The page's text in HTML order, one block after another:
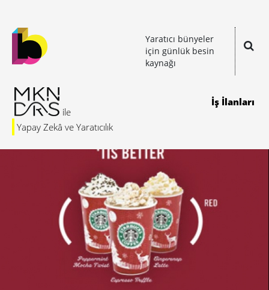
Yaratıcı bünyeler
için günlük besin
kaynağı
Yapay Zekâ ve Yaratıcılık
İş İlanları